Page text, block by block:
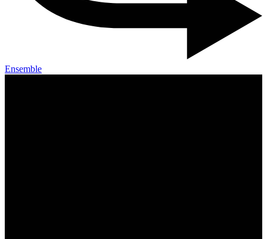
Ensemble